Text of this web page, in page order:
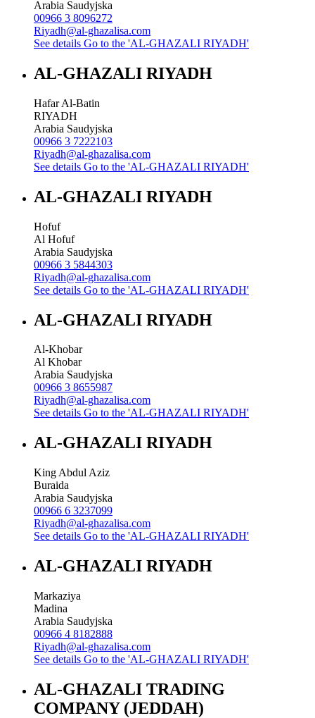
Arabia Saudyjska
00966 3 8096272
Riyadh@al-ghazalisa.com
See details Go to the 'AL-GHAZALI RIYADH'
AL-GHAZALI RIYADH
Hafar Al-Batin
RIYADH
Arabia Saudyjska
00966 3 7222103
Riyadh@al-ghazalisa.com
See details Go to the 'AL-GHAZALI RIYADH'
AL-GHAZALI RIYADH
Hofuf
Al Hofuf
Arabia Saudyjska
00966 3 5844303
Riyadh@al-ghazalisa.com
See details Go to the 'AL-GHAZALI RIYADH'
AL-GHAZALI RIYADH
Al-Khobar
Al Khobar
Arabia Saudyjska
00966 3 8655987
Riyadh@al-ghazalisa.com
See details Go to the 'AL-GHAZALI RIYADH'
AL-GHAZALI RIYADH
King Abdul Aziz
Buraida
Arabia Saudyjska
00966 6 3237099
Riyadh@al-ghazalisa.com
See details Go to the 'AL-GHAZALI RIYADH'
AL-GHAZALI RIYADH
Markaziya
Madina
Arabia Saudyjska
00966 4 8182888
Riyadh@al-ghazalisa.com
See details Go to the 'AL-GHAZALI RIYADH'
AL-GHAZALI TRADING
COMPANY (JEDDAH)